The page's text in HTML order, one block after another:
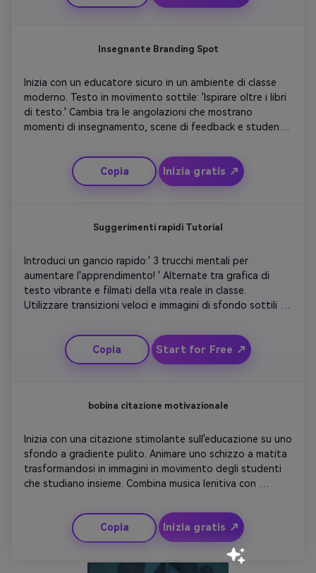
breve clip di testimonianza o stelle di valutazione visiva,
Insegnante Branding Spot
Inizia con un educatore sicuro in un ambiente di classe
moderno. Testo in movimento sottile: 'Ispirare oltre i libri
di testo.' Cambia tra le angolazioni che mostrano
momenti di insegnamento, scene di feedback e studenti
Aggiungi voce professionale per promuovere la qualità
del corso. Concludi con una scena di marca che invita le
iscrizioni o il video segue.
Copia Inizia gratis ↗
Suggerimenti rapidi Tutorial
Introduci un gancio rapido:' 3 trucchi mentali per
aumentare l'apprendimento! ' Alternate tra grafica di
testo vibrante e filmati della vita reale in classe.
Utilizzare transizioni veloci e immagini di sfondo sottili
icone o animazioni. Concludi con uno splash di riepilogo
che mostra 'Scopri di più' e il tuo sito web o piattaforma
Copia Start for Free ↗
bobina citazione motivazionale
Inizia con una citazione stimolante sull'educazione su uno
sfondo a gradiente pulito. Animare uno schizzo a matita
trasformandosi in immagini in movimento degli studenti
che studiano insieme. Combina musica lenitiva con
marchio che offre la guida. Fade in slogan: 'Empower
Minds Daily'. Mantenerlo elegante, condivisibile e ideale
per bobine o pantaloncini.
Copia Inizia gratis ↗